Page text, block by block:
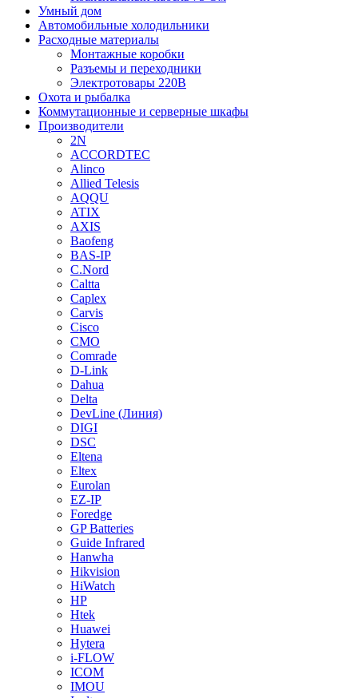
Умный дом
Автомобильные холодильники
Расходные материалы
Монтажные коробки
Разъемы и переходники
Электротовары 220В
Охота и рыбалка
Коммутационные и серверные шкафы
Производители
2N
ACCORDTEC
Alinco
Allied Telesis
AQQU
ATIX
AXIS
Baofeng
BAS-IP
C.Nord
Caltta
Caplex
Carvis
Cisco
CMO
Comrade
D-Link
Dahua
Delta
DevLine (Линия)
DIGI
DSC
Eltena
Eltex
Eurolan
EZ-IP
Foredge
GP Batteries
Guide Infrared
Hanwha
Hikvision
HiWatch
HP
Htek
Huawei
Hytera
i-FLOW
ICOM
IMOU